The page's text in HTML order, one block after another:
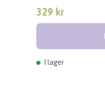
329 kr
I lager